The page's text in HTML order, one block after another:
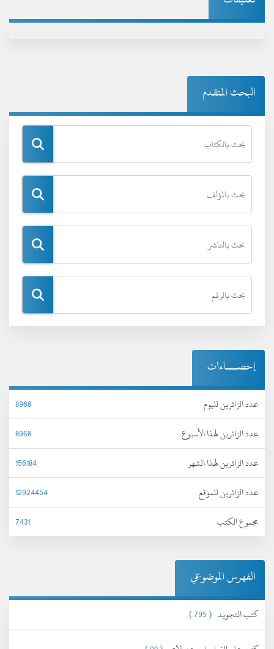
البحث المتقدم
إحصـــاءات
عدد الزائرين لليوم
8968
عدد الزائرين لهذا الأسبوع
8968
عدد الزائرين لهذا الشهر
156184
عدد الزائرين للموقع
12924454
مجموع الكتب
7431
الفهرس الموضوعي
كتب التجويد ( 795 )